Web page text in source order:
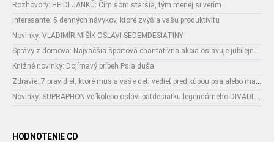
Rozhovory: HEIDI JANKŮ: Čím som staršia, tým menej si verím
Interesante: 5 denných návykov, ktoré zvýšia vašu produktivitu
Novinky: VLADIMÍR MIŠÍK OSLÁVI SEDEMDESIATINY
Správy z domova: Najväčšia športová charitatívna akcia oslavuje jubilejný 10ty ročník:
Knižné novinky: Dojímavý príbeh Psia duša
Zdravie: 7 pravidiel, ktoré musia vaše deti vedieť pred kúpou psa alebo mačky
Novinky: SUPRAPHON veľkolepo oslávi päťdesiatku legendárneho DIVADLA Járy Cimrmana!
HODNOTENIE CD